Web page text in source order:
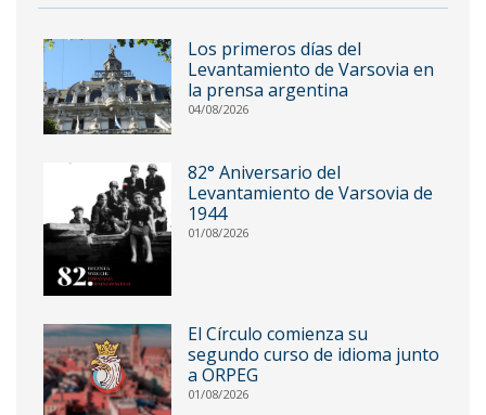
Los primeros días del
Levantamiento de Varsovia en
la prensa argentina
04/08/2026
82° Aniversario del
Levantamiento de Varsovia de
1944
01/08/2026
El Círculo comienza su
segundo curso de idioma junto
a ORPEG
01/08/2026